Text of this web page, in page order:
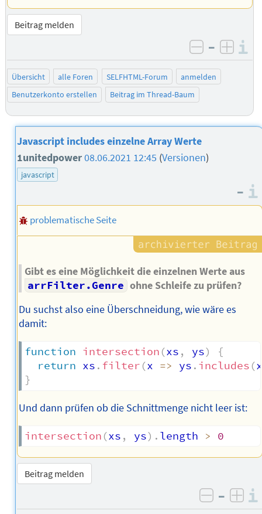
Beitrag melden
negativ
–
Übersicht alle Foren SELFHTML-Forum
anmelden
Benutzerkonto erstellen
Beitrag im Thread-Baum
Javascript includes einzelne Array Werte
1unitedpower08.06.2021 12:45 (Versionen)
javascript
–
problematische Seite
Gibt es eine Möglichkeit die einzelnen Werte aus
arrFilter.Genre ohne Schleife zu prüfen?
Du suchst also eine Überschneidung, wie wäre es
damit:
function intersection (xs , ys)
{
return xs . filter (x => ys . includes (x
}
Und dann prüfen ob die Schnittmenge nicht leer ist:
intersection (xs , ys) . length > 0
Beitrag melden
negativ
–